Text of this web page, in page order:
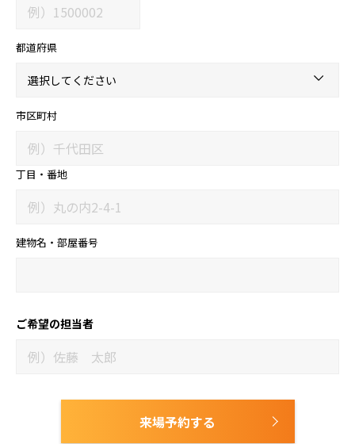
都道府県
市区町村
丁目・番地
建物名・部屋番号
ご希望の担当者
来場予約する